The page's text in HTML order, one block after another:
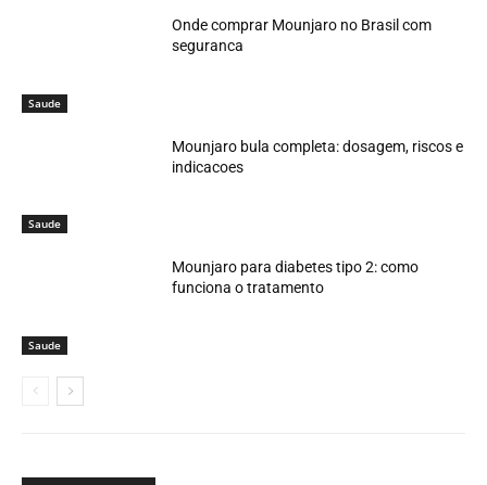
Saude
Onde comprar Mounjaro no Brasil com
seguranca
Saude
Mounjaro bula completa: dosagem, riscos e
indicacoes
Saude
Mounjaro para diabetes tipo 2: como
funciona o tratamento